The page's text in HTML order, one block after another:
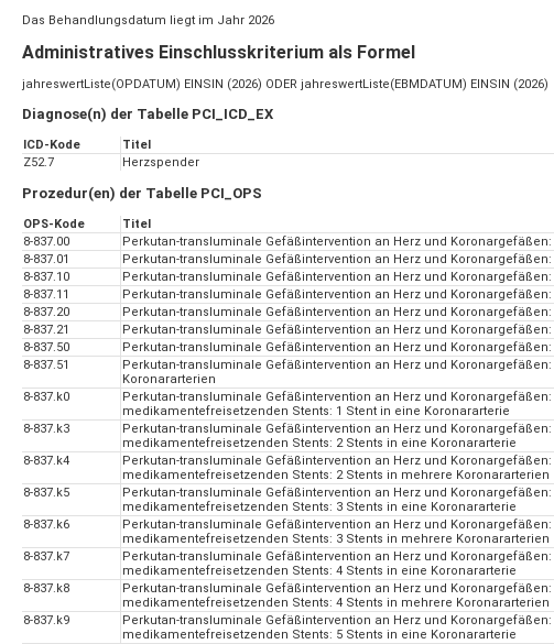
Das Behandlungsdatum liegt im Jahr 2026
Administratives Einschlusskriterium als Formel
jahreswertListe(OPDATUM) EINSIN (2026) ODER jahreswertListe(EBMDATUM) EINSIN (2026)
Diagnose(n) der Tabelle PCI_ICD_EX
ICD-Kode
Titel
Z52.7
Herzspender
Prozedur(en) der Tabelle PCI_OPS
OPS-Kode
Titel
8-837.00
Perkutan-transluminale Gefäßintervention an Herz und
8-837.01
Perkutan-transluminale Gefäßintervention an Herz und
8-837.10
Perkutan-transluminale Gefäßintervention an Herz und
8-837.11
Perkutan-transluminale Gefäßintervention an Herz und
8-837.20
Perkutan-transluminale Gefäßintervention an Herz und
8-837.21
Perkutan-transluminale Gefäßintervention an Herz und
8-837.50
Perkutan-transluminale Gefäßintervention an Herz und
8-837.51
Perkutan-transluminale Gefäßintervention an Herz und
Koronararterien
8-837.k0
Perkutan-transluminale Gefäßintervention an Herz und
medikamentefreisetzenden Stents: 1 Stent in eine Koronararterie
8-837.k3
Perkutan-transluminale Gefäßintervention an Herz und
medikamentefreisetzenden Stents: 2 Stents in eine Koronararterie
8-837.k4
Perkutan-transluminale Gefäßintervention an Herz und
medikamentefreisetzenden Stents: 2 Stents in mehrere Koronararterien
8-837.k5
Perkutan-transluminale Gefäßintervention an Herz und
medikamentefreisetzenden Stents: 3 Stents in eine Koronararterie
8-837.k6
Perkutan-transluminale Gefäßintervention an Herz und
medikamentefreisetzenden Stents: 3 Stents in mehrere Koronararterien
8-837.k7
Perkutan-transluminale Gefäßintervention an Herz und
medikamentefreisetzenden Stents: 4 Stents in eine Koronararterie
8-837.k8
Perkutan-transluminale Gefäßintervention an Herz und
medikamentefreisetzenden Stents: 4 Stents in mehrere Koronararterien
8-837.k9
Perkutan-transluminale Gefäßintervention an Herz und
medikamentefreisetzenden Stents: 5 Stents in eine Koronararterie